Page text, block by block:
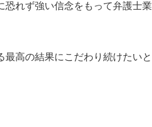
恐れず強い信念をもって弁護士業
高の結果にこだわり続けたいと